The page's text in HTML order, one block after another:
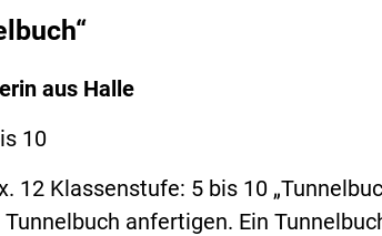
aus Halle
10
12 Klassenstufe: 5 bis 10
anfertigen. Ein